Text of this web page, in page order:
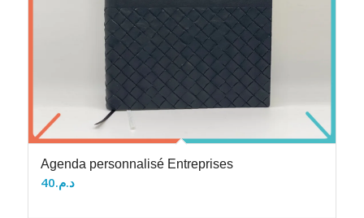
Agenda personnalisé Entreprises
د.م.40